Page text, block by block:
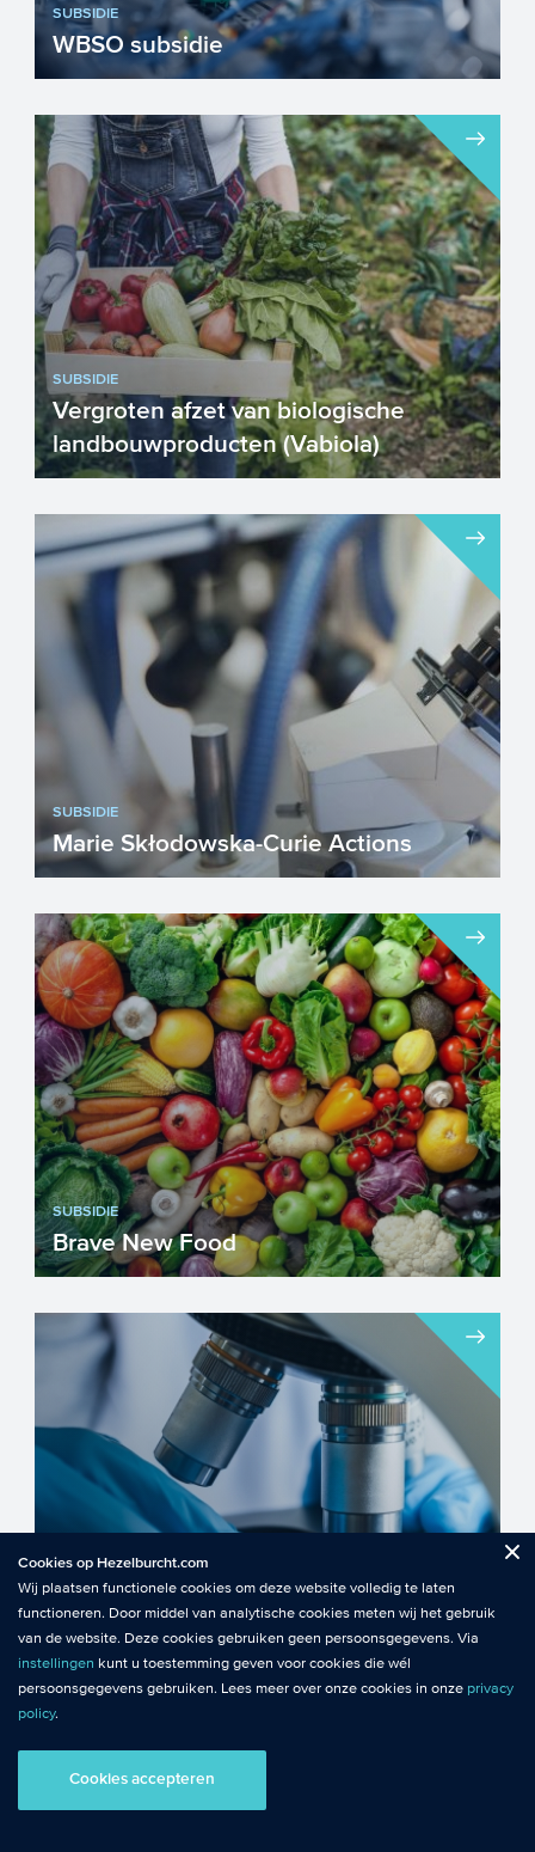
SUBSIDIE
WBSO subsidie
Met de WBSO kunnen innovatieve
bedrijven de loonkosten en andere kosten
en uitgaven voor R&D-pro...
SUBSIDIE
Vergroten afzet van biologische
landbouwproducten (Vabiola)
Wilt u bijdragen aan het vergroten van de
biologische landbouw? Dan is
subsidieregeling Vabiola (ver...
SUBSIDIE
Marie Skłodowska-Curie Actions
De Europese Commissie zet de Marie
Curie Actions in om de
onderzoeksvaardigheden van
onderzoekers te...
SUBSIDIE
Brave New Food
Werk jij aan een oplossing die de sleutel
is tot het versnellen van de transitie naar
een duurzaam e...
European Innovation Council (EIC
subsidie)
innovatieprogramma's van de EU die
ondersteunt bij baanbrekende tech...
noodzakelijk om de website goed te laten werken.
Analytische cookies
: Met analytische cookies meten wij het gebruik van
de website. Zo krijgen wij beter inzicht in het functioneren van de
website.
Cookies op Hezelburcht.com
Wij plaatsen functionele cookies om deze website volledig te laten
functioneren. Door middel van analytische cookies meten wij het gebruik
van de website. Deze cookies gebruiken geen persoonsgegevens. Via
instellingen kunt u toestemming geven voor cookies die wél
persoonsgegevens gebruiken. Lees meer over onze cookies in onze privacy
policy.
Cookies accepteren